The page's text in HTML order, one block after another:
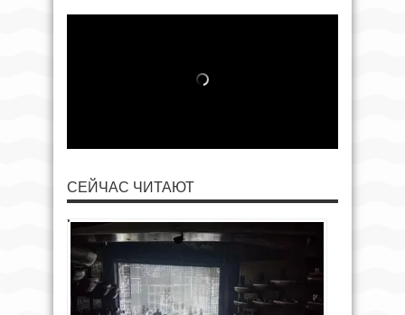
СЕЙЧАС ЧИТАЮТ